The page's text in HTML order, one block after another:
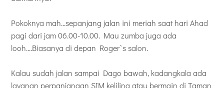
Pokoknya mah...sepanjang jalan ini meriah saat hari Ahad
pagi dari jam 06.00-10.00. Mau zumba juga ada
looh....Biasanya di depan Roger`s salon.
Kalau sudah jalan sampai Dago bawah, kadangkala ada
layanan perpanjangan SIM keliling atau bermain di Taman